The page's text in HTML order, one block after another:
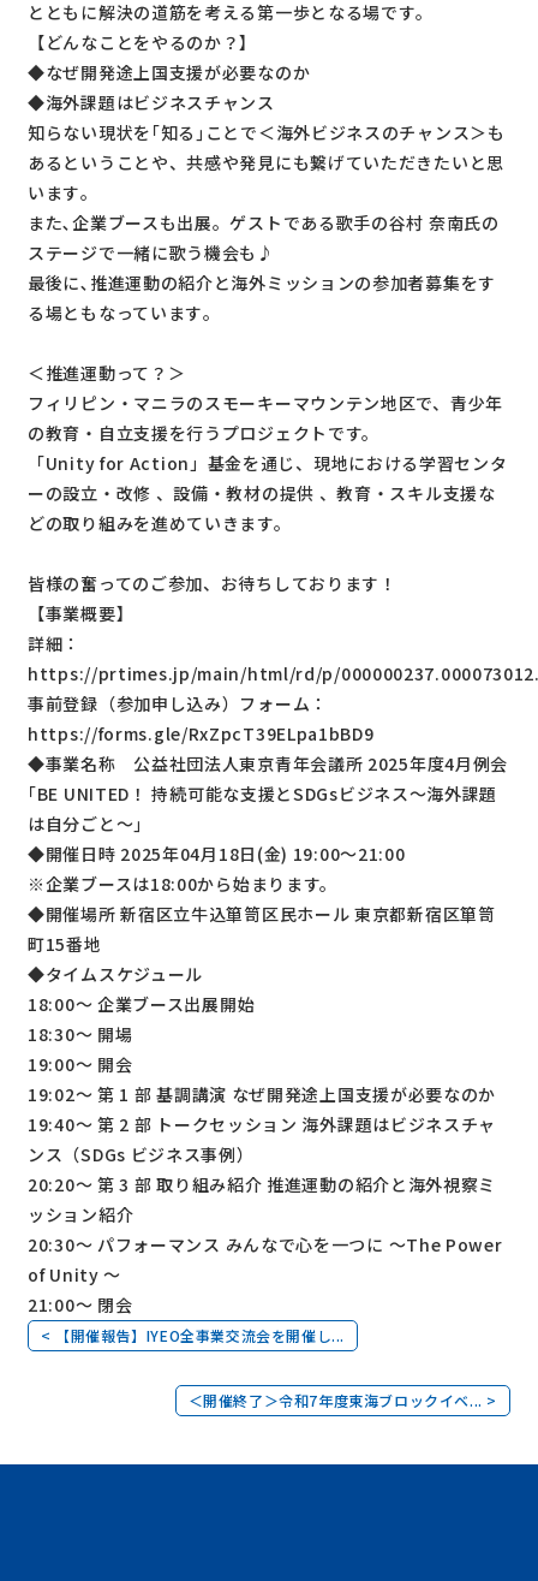
とともに解決の道筋を考える第一歩となる場です｡
【どんなことをやるのか？】
◆なぜ開発途上国支援が必要なのか
◆海外課題はビジネスチャンス
知らない現状を｢知る｣ことで＜海外ビジネスのチャンス＞も
あるということや、共感や発見にも繋げていただきたいと思
います｡
また､企業ブースも出展。ゲストである歌手の谷村 奈南氏の
ステージで一緒に歌う機会も♪
最後に､推進運動の紹介と海外ミッションの参加者募集をす
る場ともなっています｡
＜推進運動って？＞
フィリピン・マニラのスモーキーマウンテン地区で、青少年
の教育・自立支援を行うプロジェクトです。
「Unity for Action」基金を通じ、現地における学習センタ
ーの設立・改修 、設備・教材の提供 、教育・スキル支援な
どの取り組みを進めていきます。
皆様の奮ってのご参加、お待ちしております！
【事業概要】
詳細：
https://prtimes.jp/main/html/rd/p/
事前登録（参加申し込み）フォーム：
https://forms.gle/RxZpcT39ELpa1bBD9
◆事業名称 公益社団法人東京青年会議所 2025年度4月例会
｢BE UNITED！ 持続可能な支援とSDGsビジネス～海外課題
は自分ごと～｣
◆開催日時 2025年04月18日(金) 19:00～21:00
※企業ブースは18:00から始まります。
◆開催場所 新宿区立牛込箪笥区民ホール 東京都新宿区箪笥
町15番地
◆タイムスケジュール
18:00～ 企業ブース出展開始
18:30～ 開場
19:00～ 開会
19:02～ 第 1 部 基調講演 なぜ開発途上国支援が必要なのか
19:40～ 第 2 部 トークセッション 海外課題はビジネスチャ
ンス（SDGs ビジネス事例）
20:20～ 第 3 部 取り組み紹介 推進運動の紹介と海外視察ミ
ッション紹介
20:30～ パフォーマンス みんなで心を一つに ～The Power
of Unity ～
21:00～ 閉会
< 【開催報告】IYEO全事業交流会を開催し...
＜開催終了＞令和7年度東海ブロックイベ... >